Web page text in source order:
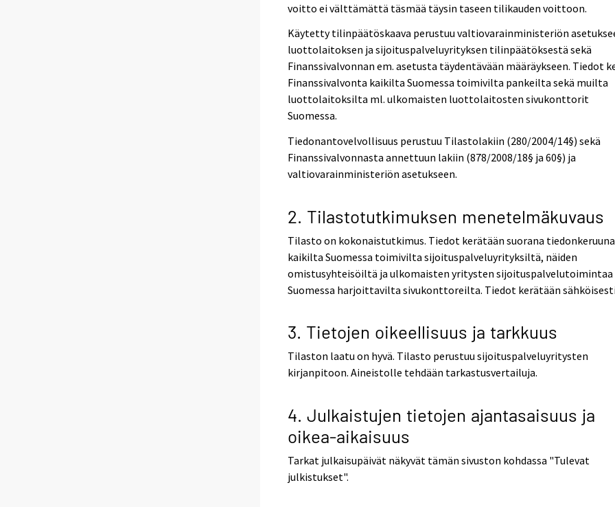
voitto ei välttämättä täsmää täysin taseen tilikauden voittoon.
Käytetty tilinpäätöskaava perustuu valtiovarainministeriön
luottolaitoksen ja sijoituspalveluyrityksen tilinpäätöksestä sekä
Finanssivalvonnan em. asetusta täydentävään määräykseen. Tiedot
Finanssivalvonta kaikilta Suomessa toimivilta pankeilta sekä muilta
luottolaitoksilta ml. ulkomaisten luottolaitosten sivukonttorit
Suomessa.
Tiedonantovelvollisuus perustuu Tilastolakiin (280/2004/14§) sekä
Finanssivalvonnasta annettuun lakiin (878/2008/18§ ja 60§) ja
valtiovarainministeriön asetukseen.
2. Tilastotutkimuksen menetelmäkuvaus
Tilasto on kokonaistutkimus. Tiedot kerätään suorana tiedonkeruuna
kaikilta Suomessa toimivilta sijoituspalveluyrityksiltä, näiden
omistusyhteisöiltä ja ulkomaisten yritysten sijoituspalvelutoimintaa
Suomessa harjoittavilta sivukonttoreilta. Tiedot kerätään
3. Tietojen oikeellisuus ja tarkkuus
Tilaston laatu on hyvä. Tilasto perustuu sijoituspalveluyritysten
kirjanpitoon. Aineistolle tehdään tarkastusvertailuja.
4. Julkaistujen tietojen ajantasaisuus ja
oikea-aikaisuus
Tarkat julkaisupäivät näkyvät tämän sivuston kohdassa "Tulevat
julkistukset".